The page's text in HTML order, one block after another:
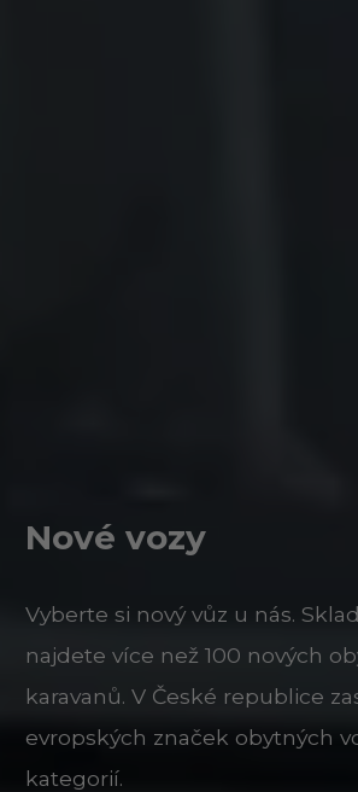
Nové vozy
Vyberte si nový vůz u nás.
najdete více než 100 nových
karavanů. V České republice
evropských značek obytných
kategorií.